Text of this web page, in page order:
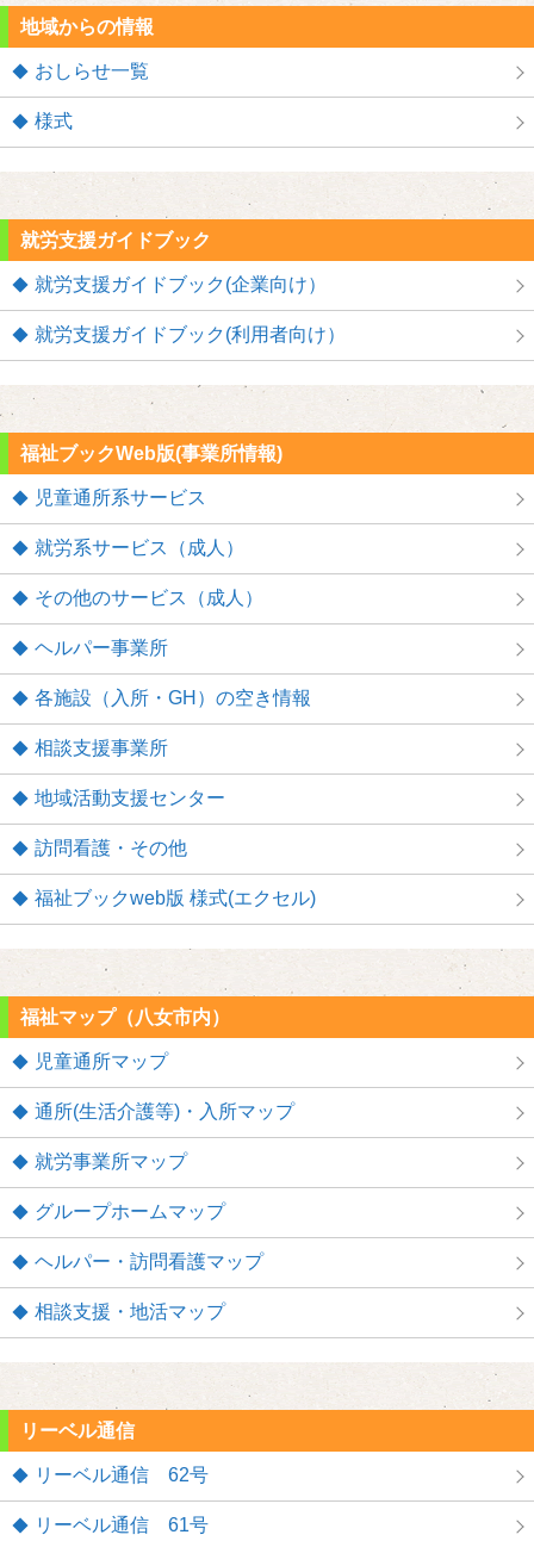
地域からの情報
おしらせ一覧
様式
就労支援ガイドブック
就労支援ガイドブック(企業向け）
就労支援ガイドブック(利用者向け）
福祉ブックWeb版(事業所情報)
児童通所系サービス
就労系サービス（成人）
その他のサービス（成人）
ヘルパー事業所
各施設（入所・GH）の空き情報
相談支援事業所
地域活動支援センター
訪問看護・その他
福祉ブックweb版 様式(エクセル)
福祉マップ（八女市内）
児童通所マップ
通所(生活介護等)・入所マップ
就労事業所マップ
グループホームマップ
ヘルパー・訪問看護マップ
相談支援・地活マップ
リーベル通信
リーベル通信 62号
リーベル通信 61号